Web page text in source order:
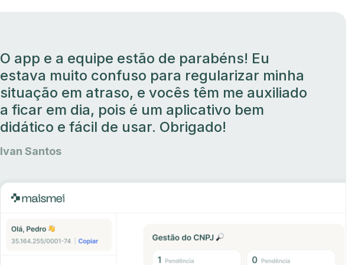
O app e a equipe estão de parabéns! Eu
estava muito confuso para regularizar minha
situação em atraso, e vocês têm me auxiliado
a ficar em dia, pois é um aplicativo bem
didático e fácil de usar. Obrigado!
Ivan Santos